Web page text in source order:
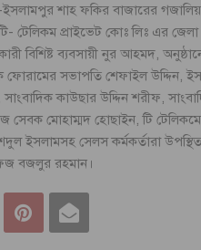
শাহ ফকির বাজারের
টেলিকম প্রাইভেট কোঃ লিঃ এর
বিশিষ্ট ব্যবসায়ী নুর আহমদ,
সভাপতি শেফাইল উদ্দিন,
কাউছার উদ্দিন শরীফ,
সেবক মোহাম্মদ হোছাইন, টি
ইসলামসহ সেলস কর্মকর্তারা
বজলুর রহমান।